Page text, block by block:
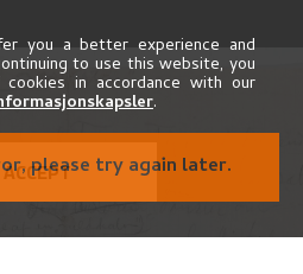
(med den mærkelige
arbeidet paa i 8 dage – da
noget "rödkantede" – og
you a better experience and
to use this website, you
in accordance with our
.
ACCEPT
please try again later.